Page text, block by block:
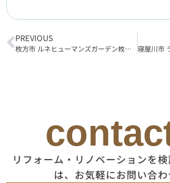
PREVIOUS
枚方市 ルネヒューマンズガーデン枚方 リフォーム工事完了
リフォーム・リノベーションを
は、お気軽にお問い合